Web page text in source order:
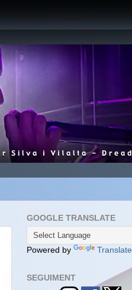
GOOGLE TRANSLATE
Powered by Translate
SEGUIMENT